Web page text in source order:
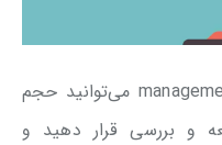
شما با استفاده از management dashboard می‌توانید حجم
و بررسی قرار دهید و